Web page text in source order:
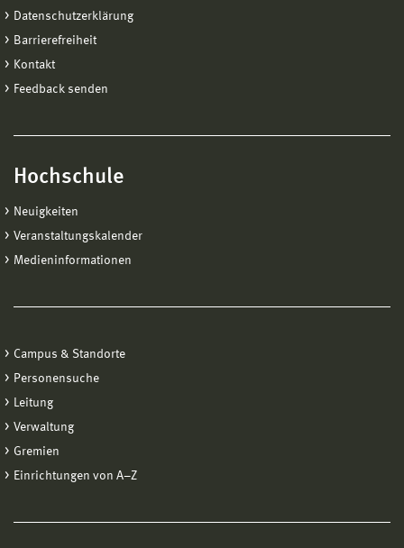
Datenschutzerklärung
Barrierefreiheit
Kontakt
Feedback senden
Hochschule
Neuigkeiten
Veranstaltungskalender
Medieninformationen
Campus & Standorte
Personensuche
Leitung
Verwaltung
Gremien
Einrichtungen von A−Z